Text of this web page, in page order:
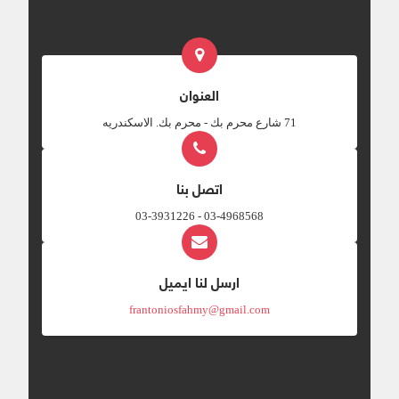
العنوان
‎71 شارع محرم بك - محرم بك. الاسكندريه
اتصل بنا
03-4968568 - 03-3931226
ارسل لنا ايميل
frantoniosfahmy@gmail.com